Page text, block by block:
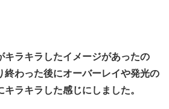
キラキラしたイメージがあったの
終わった後にオーバーレイや発光の
ラキラした感じにしました。